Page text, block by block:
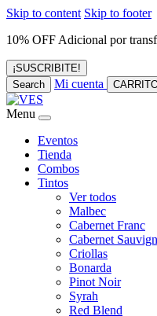
Skip to content Skip to footer
10% OFF Adicional por
¡SUSCRIBITE!
Search
Mi cuenta
Menu
Eventos
Tienda
Combos
Tintos
Ver todos
Malbec
Cabernet Franc
Cabernet
Criollas
Bonarda
Pinot Noir
Syrah
Red Blend